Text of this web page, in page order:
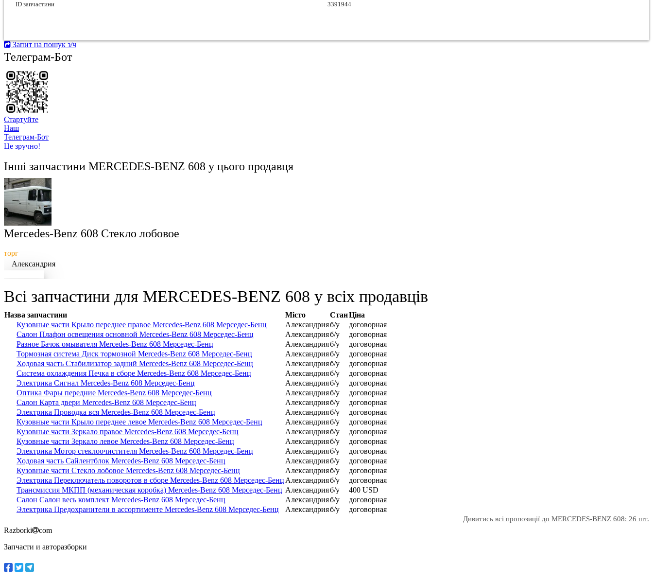
ID запчастини 3391944
Запит на пошук з/ч
Телеграм-Бот
Стартуйте
Hаш
Телеграм-Бот
Це зручно!
Інші запчастини MERCEDES-BENZ 608 у цього продавця
Mercedes-Benz 608 Стекло лобовое
торг
Александрия
Всі запчастини для MERCEDES-BENZ 608 у всіх продавців
Назва запчастини Місто СтанЦіна
Кузовные части Крыло переднее правое Mercedes-Benz 608 Мерседес-Бенц
Александрияб/у
договорная
Салон Плафон освещения основной Mercedes-Benz 608 Мерседес-Бенц
Александрияб/у
договорная
Разное Бачок омывателя Mercedes-Benz 608 Мерседес-Бенц
Александрияб/у
договорная
Тормозная система Диск тормозной Mercedes-Benz 608 Мерседес-Бенц
Александрияб/у
договорная
Ходовая часть Стабилизатор задний Mercedes-Benz 608 Мерседес-Бенц
Александрияб/у
договорная
Система охлаждения Печка в сборе Mercedes-Benz 608 Мерседес-Бенц
Александрияб/у
договорная
Электрика Сигнал Mercedes-Benz 608 Мерседес-Бенц
Александрияб/у
договорная
Оптика Фары передние Mercedes-Benz 608 Мерседес-Бенц
Александрияб/у
договорная
Салон Карта двери Mercedes-Benz 608 Мерседес-Бенц
Александрияб/у
договорная
Электрика Проводка вся Mercedes-Benz 608 Мерседес-Бенц
Александрияб/у
договорная
Кузовные части Крыло переднее левое Mercedes-Benz 608 Мерседес-Бенц
Александрияб/у
договорная
Кузовные части Зеркало правое Mercedes-Benz 608 Мерседес-Бенц
Александрияб/у
договорная
Кузовные части Зеркало левое Mercedes-Benz 608 Мерседес-Бенц
Александрияб/у
договорная
Электрика Мотор стеклоочистителя Mercedes-Benz 608 Мерседес-Бенц
Александрияб/у
договорная
Ходовая часть Сайлентблок Mercedes-Benz 608 Мерседес-Бенц
Александрияб/у
договорная
Кузовные части Стекло лобовое Mercedes-Benz 608 Мерседес-Бенц
Александрияб/у
договорная
Электрика Переключатель поворотов в сборе Mercedes-Benz 608 Мерседес-Бенц Александрияб/у
договорная
Трансмиссия МКПП (механическая коробка) Mercedes-Benz 608 Мерседес-Бенц Александрияб/у
400 USD
Салон Салон весь комплект Mercedes-Benz 608 Мерседес-Бенц
Александрияб/у
договорная
Электрика Предохранители в ассортименте Mercedes-Benz 608 Мерседес-Бенц
Александрияб/у договорная
Дивитись всі пропозиції до MERCEDES-BENZ 608: 26 шт.
Razborki
com
Запчасти и авторазборки